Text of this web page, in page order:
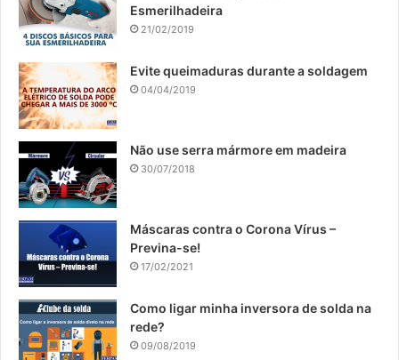
Esmerilhadeira
21/02/2019
Evite queimaduras durante a soldagem
04/04/2019
Não use serra mármore em madeira
30/07/2018
​Máscaras contra o Corona Vírus –
Previna-se!
17/02/2021
Como ligar minha inversora de solda na
rede?
09/08/2019